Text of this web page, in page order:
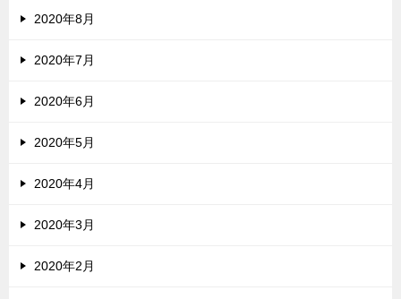
2020年8月
2020年7月
2020年6月
2020年5月
2020年4月
2020年3月
2020年2月